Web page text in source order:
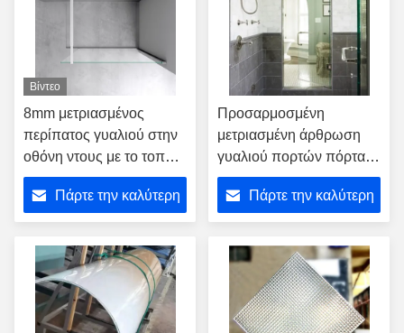
Βίντεο
8mm μετριασμένος
περίπατος γυαλιού στην
οθόνη ντους με το τοπ
σύγχρονο φραγμών
Πάρτε την καλύτερη
Προσαρμοσμένη
μετριασμένη άρθρωση
γυαλιού πορτών πόρτα
ντους γυαλιού
ταλάντευσης Frameless
ενιαία
Πάρτε την καλύτερη